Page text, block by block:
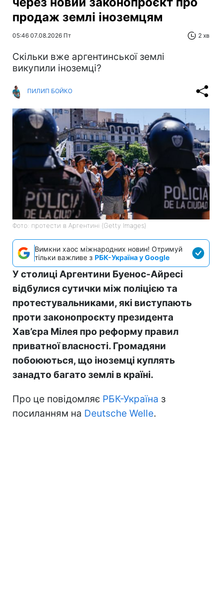
продаж землі іноземцям
05:46 07.08.2026 Пт 2 хв
Скільки вже аргентинської землі
викупили іноземці?
ПИЛИП БОЙКО
Фото: протести в Аргентині (Getty Images)
Вимкни хаос міжнародних новин! Отримуй
тільки важливе з РБК-Україна у Google
У столиці Аргентини Буенос-Айресі
відбулися сутички між поліцією та
протестувальниками, які виступають
проти законопроєкту президента
Хав’єра Мілея про реформу правил
приватної власності. Громадяни
побоюються, що іноземці куплять
занадто багато землі в країні.
Про це повідомляє РБК-Україна з
посиланням на Deutsche Welle.